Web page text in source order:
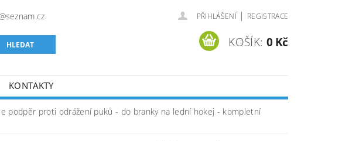
PŘIHLÁŠENÍ | REGISTRACE
KOŠÍK: 0 Kč
KONTAKTY
podpěr proti odrážení puků - do branky na lední hokej - kompletní